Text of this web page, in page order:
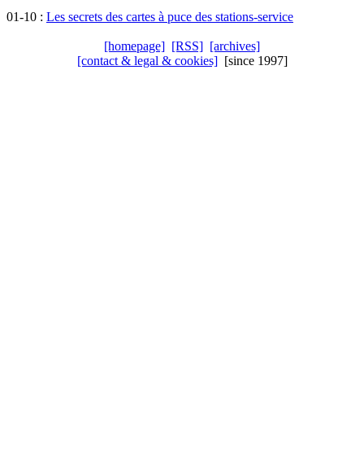
01-10 : Les secrets des cartes à puce des stations-service
[homepage] [RSS] [archives]
[contact & legal & cookies][since 1997]